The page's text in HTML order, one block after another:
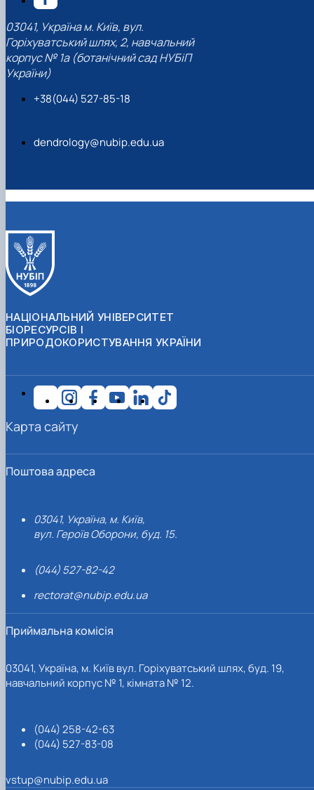
03041, Україна м. Київ, вул.
Горіхуватський шлях, 2, навчальний
корпус № 1а (ботанічний сад НУБіП
України)
+38(044) 527-85-18
dendrology@nubip.edu.ua
НАЦІОНАЛЬНИЙ УНІВЕРСИТЕТ
БІОРЕСУРСІВ І
ПРИРОДОКОРИСТУВАННЯ УКРАЇНИ
Поштова адреса
03041, Україна, м. Київ,
вул. Героїв Оборони, буд. 15.
(044) 527-82-42
rectorat@nubip.edu.ua
Приймальна комісія
03041, Україна, м. Київ вул. Горіхуватський шлях, буд. 19,
навчальний корпус № 1, кімната № 12.
(044) 258-42-63
(044) 527-83-08
vstup@nubip.edu.ua
Карта сайту